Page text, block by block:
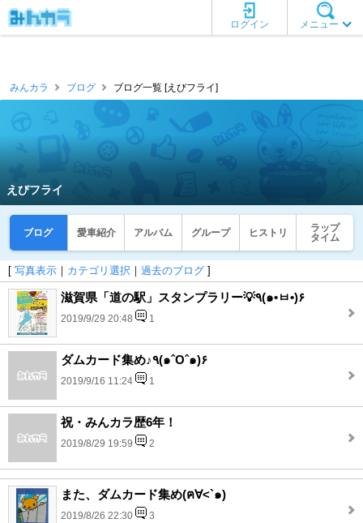
メニュー
ログイン
みんカラ ブログ ブログ一覧 [えびフライ]
えびフライ
ブログ 愛車紹介 アルバム グループ ヒストリ
ラップ
タイム
[ 写真表示 ｜ カテゴリ選択 ｜ 過去のブログ ]
滋賀県「道の駅」スタンプラリー💡٩(๑•ㅂ•)۶
2019/9/29 20:48 1
ダムカード集め♪٩(๑ˆOˆ๑)۶
2019/9/16 11:24 1
祝・みんカラ歴6年！
2019/8/29 19:59 2
また、ダムカード集め(ฅ∀<`๑)
2019/8/26 22:30 3